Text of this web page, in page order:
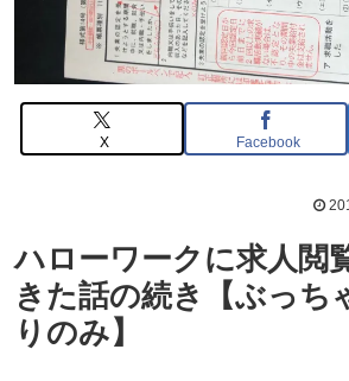
X Facebook
ハローワークに求人閲
きた話の続き【ぶっち
りのみ】